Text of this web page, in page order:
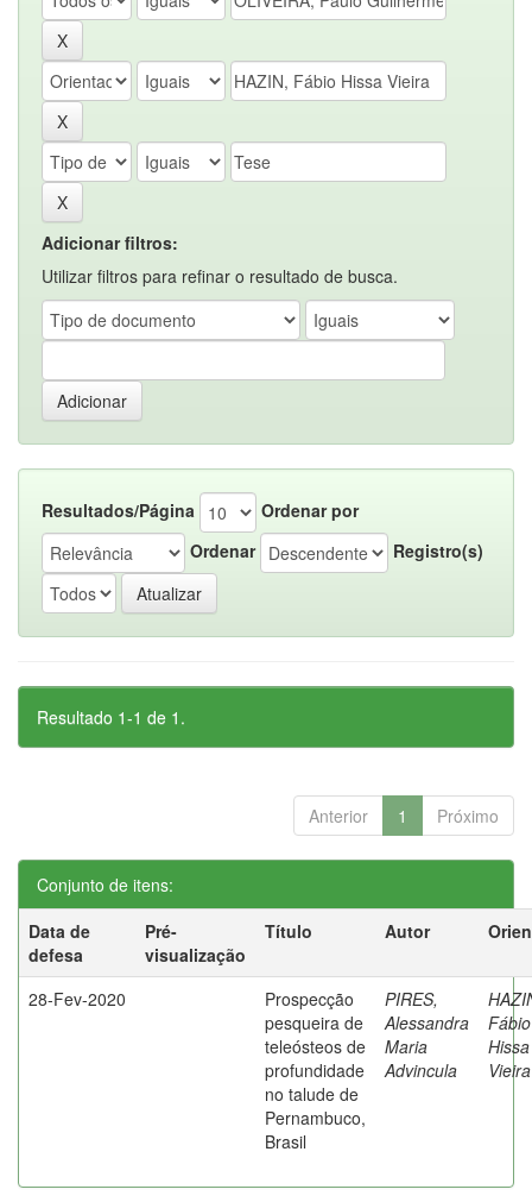
Adicionar filtros:
Utilizar filtros para refinar o resultado de busca.
Resultados/Página
Ordenar por
Ordenar
Registro(s)
Resultado 1-1 de 1.
Anterior 1 Próximo
Conjunto de itens:
Data de
defesa
Pré-
visualização
Título Autor
28-Fev-2020
Prospecção
pesqueira de
teleósteos de
profundidade
no talude de
Pernambuco,
Brasil
PIRES,
Alessandra
Maria
Advincula
Fábio
Hissa
Vieira